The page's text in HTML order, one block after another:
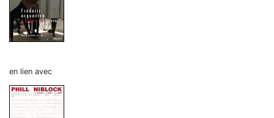
en lien avec